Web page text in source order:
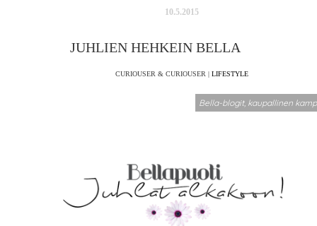
10.5.2015
JUHLIEN HEHKEIN BELLA
CURIOUSER & CURIOUSER | LIFESTYLE
Bella-blogit, kaupallinen